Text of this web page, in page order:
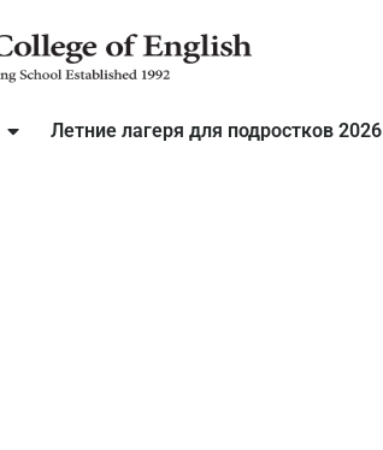
Летние лагеря для подростков 2026